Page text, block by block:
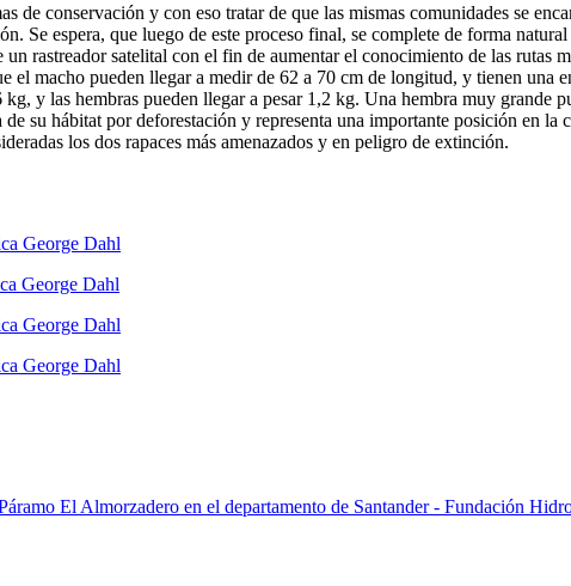
conservación y con eso tratar de que las mismas comunidades se
Se espera, que luego de este proceso final, se complete de forma
rastreador satelital con el fin de aumentar el conocimiento de las rutas
el macho pueden llegar a medir de 62 a 70 cm de longitud, y tienen una
y las hembras pueden llegar a pesar 1,2 kg. Una hembra muy grande
su hábitat por deforestación y representa una importante posición en la
los dos rapaces más amenazados y en peligro de extinción.